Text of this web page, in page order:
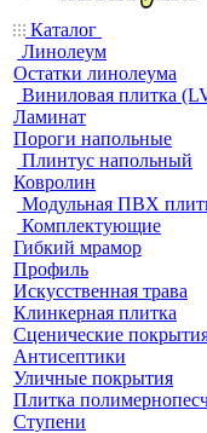
Каталог
Линолеум
Остатки линолеума
Виниловая плитка
Ламинат
Пороги напольные
Плинтус напольный
Ковролин
Модульная ПВХ
Комплектующие
Гибкий мрамор
Профиль
Искусственная трава
Клинкерная плитка
Сценические
Антисептики
Уличные покрытия
Плитка
Ступени